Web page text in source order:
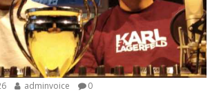
adminvoice 0